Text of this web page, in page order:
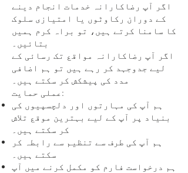
اگر آپ رضاکارانہ خدمات انجام دینے
کے دوران رکاوٹوں یا امتیازی سلوک
کا سامنا کرتے ہیں، تو براہ کرم ہمیں
بتائیں۔
اگر آپ رضاکارانہ مواقع تک رسائی کے
لیے جدوجہد کر رہے ہیں تو ہم اضافی
مدد کی پیشکش کر سکتے ہیں۔
عملی حمایت:
ہم آپ کی مہارتوں اور دلچسپیوں کی
بنیاد پر آپ کے لیے بہترین موقع تلاش
کر سکتے ہیں۔
ہم آپ کی طرف سے تنظیم سے رابطہ کر
سکتے ہیں۔
ہم درخواست فارم کو مکمل کرنے میں آپ